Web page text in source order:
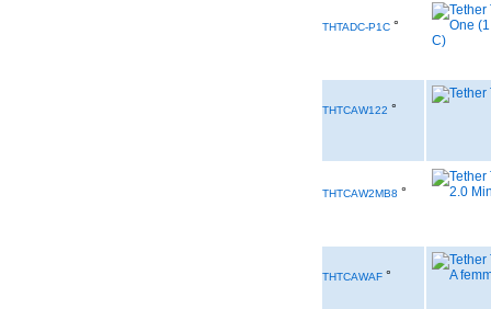
THTADC-P1C °
THTCAW122 °
THTCAW2MB8 °
THTCAWAF °